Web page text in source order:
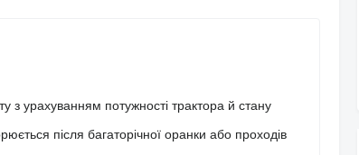
урахуванням потужності трактора й стану
після багаторічної оранки або проходів